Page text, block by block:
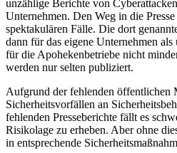
unzählige Berichte von
Unternehmen. Den Weg in die
spektakulären Fälle. Die dort
dann für das eigene Unternehmen
für die Apohekenbetriebe nicht
werden nur selten publiziert.
Aufgrund der fehlenden öffentlichen
Sicherheitsvorfällen an
fehlenden Presseberichte fällt es
Risikolage zu erheben. Aber ohne
in entsprechende